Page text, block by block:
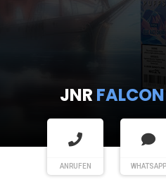
JNR
ANRUFEN WHATSAPP